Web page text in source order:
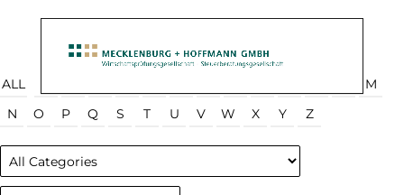
ALL
M
N
O P Q S T U V W X Y Z